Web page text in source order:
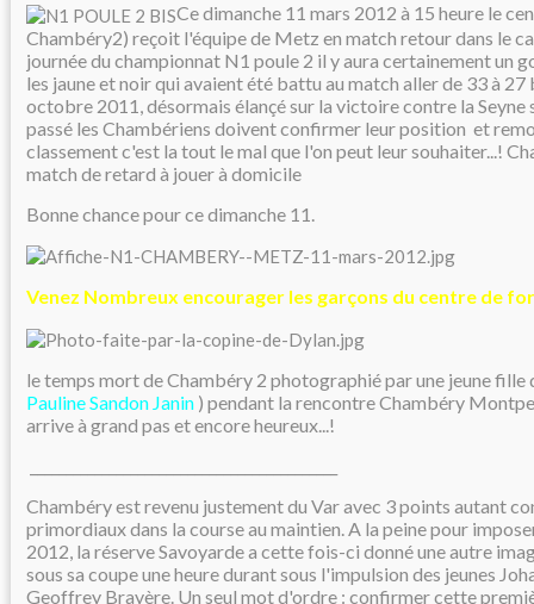
Ce dimanche 11 mars 2012 à 15 heure le
Chambéry2) reçoit l'équipe de Metz en match retour dans le
journée du championnat N1 poule 2 il y aura certainement un
les jaune et noir qui avaient été battu au match aller de 33 à
octobre 2011, désormais élançé sur la victoire contre la Seyne
passé les Chambériens doivent confirmer leur position et
classement c'est la tout le mal que l'on peut leur souhaiter...!
match de retard à jouer à domicile
Bonne chance pour ce dimanche 11.
Venez Nombreux encourager les garçons du centre de
le temps mort de Chambéry 2 photographié par une jeune fille
Pauline Sandon Janin ) pendant la rencontre Chambéry
arrive à grand pas et encore heureux...!
Chambéry est revenu justement du Var avec 3 points autant
primordiaux dans la course au maintien. A la peine pour
2012, la réserve Savoyarde a cette fois-ci donné une autre
sous sa coupe une heure durant sous l'impulsion des jeunes
Geoffrey Brayère. Un seul mot d'ordre : confirmer cette